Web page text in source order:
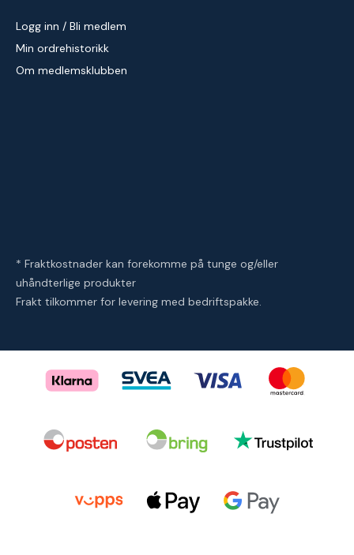
Logg inn / Bli medlem
Min ordrehistorikk
Om medlemsklubben
* Fraktkostnader kan forekomme på tunge og/eller
uhåndterlige produkter
Frakt tilkommer for levering med bedriftspakke.